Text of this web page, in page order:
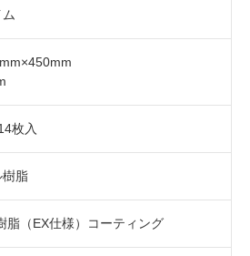
枚入
樹脂
脂（EX仕様）コーティング